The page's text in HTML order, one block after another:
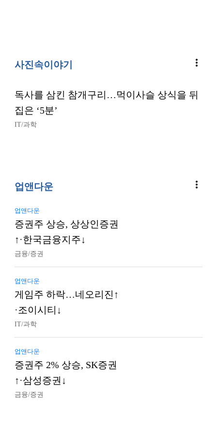
사진속이야기 more_vert
독사를 삼킨 참개구리…먹이사슬 상식을 뒤
집은 ‘5분’
IT/과학
업앤다운 more_vert
업앤다운
증권주 상승, 상상인증권
↑·한국금융지주↓
금융/증권
업앤다운
게임주 하락…네오리진↑
·조이시티↓
IT/과학
업앤다운
증권주 2% 상승, SK증권
↑·삼성증권↓
금융/증권